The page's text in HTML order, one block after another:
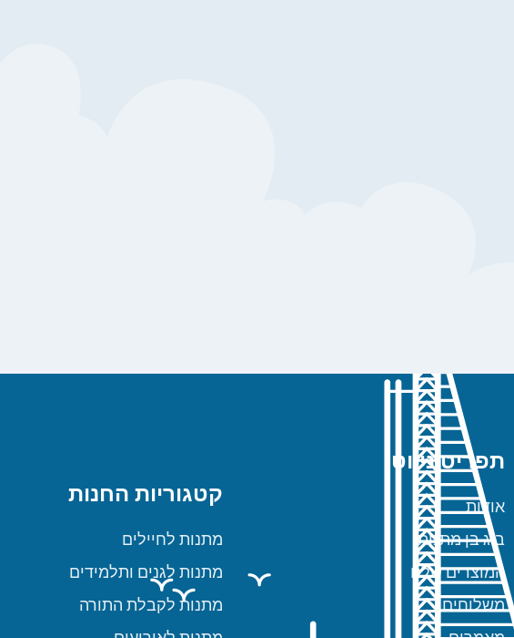
תפריט ניווט
אודות
ביג בן מתנות
המוצרים שלנו
משלוחים
קטגוריות החנות
מתנות לחיילים
מתנות לגנים ותלמידים
מתנות לקבלת התורה